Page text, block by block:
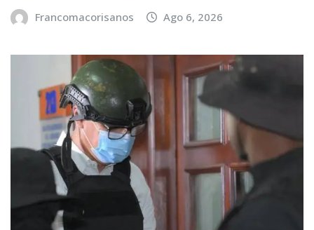
Francomacorisanos Ago 6, 2026